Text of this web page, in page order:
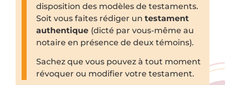
disposition des modèles de testaments.
Soit vous faites rédiger un testament
authentique (dicté par vous-même au
notaire en présence de deux témoins).
Sachez que vous pouvez à tout moment
révoquer ou modifier votre testament.